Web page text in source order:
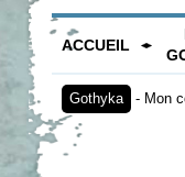
ACCUEIL
Gothyka - Mon